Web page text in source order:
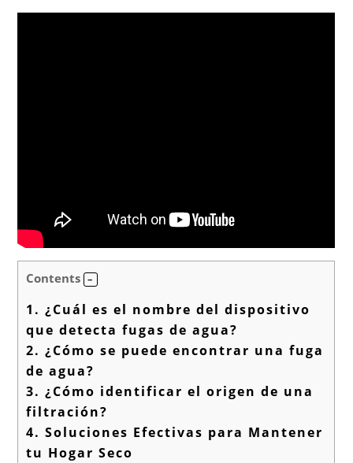
Contents
1. ¿Cuál es el nombre del dispositivo
que detecta fugas de agua?
2. ¿Cómo se puede encontrar una fuga
de agua?
3. ¿Cómo identificar el origen de una
filtración?
4. Soluciones Efectivas para Mantener
tu Hogar Seco